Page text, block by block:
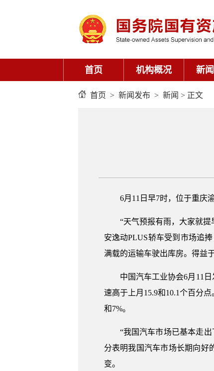
首页 机构概况 新
首页 > 新闻发布 > 新闻 > 正文
6月11日早7时，位于重庆
“天气预报有雨，大家就
安逸动PLUS轿车受到市场追
满载的运输车驶出库房。得益
中国汽车工业协会6月11
速高于上月15.9和10.1个百分
和7%。
“我国汽车市场已基本走
分表明我国汽车市场长期向好
变。